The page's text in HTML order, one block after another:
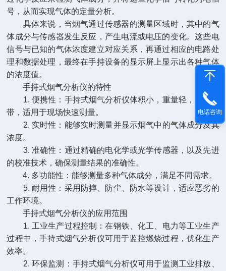
号，从而实现气体的定量分析。
具体来说，当烟气通过传感器的测量区域时，其中的气
体成分与传感器发生反应，产生电流或电压的变化。这些电
信号与已知的气体浓度建立对应关系，再通过相应的电路处
理和数据处理，最终在手持设备的显示屏上显示出各种气体
的浓度值。
手持式烟气分析仪的特性
1. 便携性：手持式烟气分析仪体积小，重量轻，方便携
带，适用于现场快速测量。
2. 实时性：能够实时测量并显示烟气中的气体成分及其
浓度。
3. 准确性：通过精确的电化学或光学传感器，以及先进
的校准技术，确保测量结果的准确性。
4. 多功能性：能够测量多种气体成分，满足不同需求。
5. 耐用性：采用防摔、防尘、防水等设计，适应恶劣的
工作环境。
手持式烟气分析仪的应用范围
1. 工业生产过程控制：在钢铁、化工、电力等工业生产
过程中，手持式烟气分析仪可用于监控燃烧过程，优化生产
效率。
2. 环保监测：手持式烟气分析仪可用于监测工业排放、
电话咨询